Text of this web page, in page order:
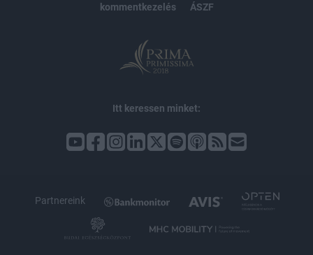
kommentkezelés
ÁSZF
Itt keressen minket:
Partnereink